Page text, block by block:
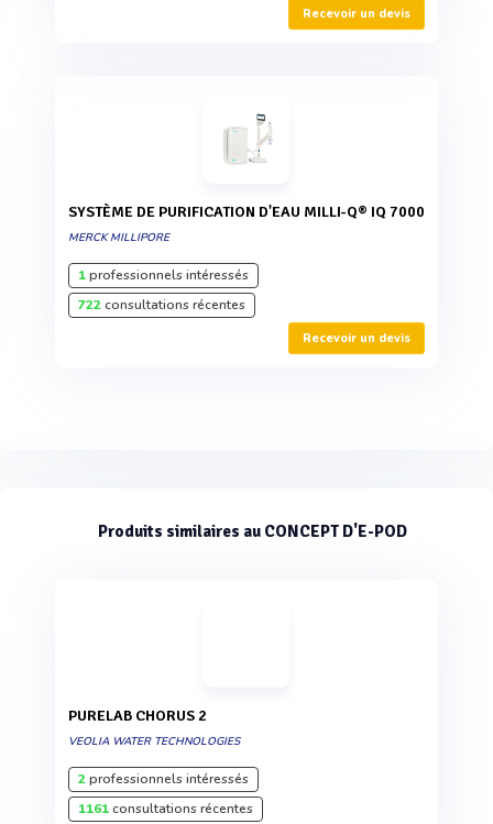
Recevoir un devis
SYSTÈME DE PURIFICATION D'EAU MILLI-Q® IQ 7000
MERCK MILLIPORE
1professionnels intéressés
722consultations récentes
Recevoir un devis
Produits similaires au CONCEPT D'E-POD
PURELAB CHORUS 2
VEOLIA WATER TECHNOLOGIES
2professionnels intéressés
1161consultations récentes